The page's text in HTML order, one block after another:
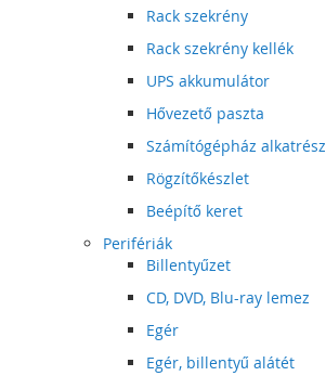
Rack szekrény
Rack szekrény kellék
UPS akkumulátor
Hővezető paszta
Számítógépház alkatrész
Rögzítőkészlet
Beépítő keret
Perifériák
Billentyűzet
CD, DVD, Blu-ray lemez
Egér
Egér, billentyű alátét